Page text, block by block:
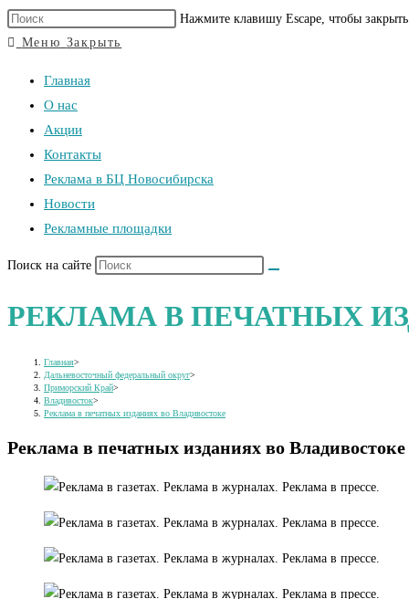
Нажмите клавишу Escape, чтобы
Меню Закрыть
Главная
О нас
Акции
Контакты
Реклама в БЦ Новосибирска
Новости
Рекламные площадки
Поиск на сайте
РЕКЛАМА В ПЕЧАТНЫХ
Главная>
Дальневосточный федеральный округ>
Приморский Край>
Владивосток>
Реклама в печатных изданиях во Владивостоке
Реклама в печатных изданиях во Владивостоке